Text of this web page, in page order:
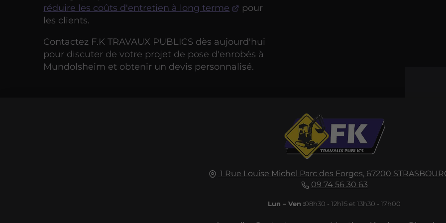
réduire les coûts d'entretien à long terme
pour
les clients.
Contactez F.K TRAVAUX PUBLICS dès aujourd'hui
pour discuter de votre projet de pose d'enrobés à
Mundolsheim et obtenir un devis personnalisé.
1 Rue Louise Michel Parc des Forges, 67200
09 74 56 30 63
Lun – Ven :08h30 - 12h15 et 13h30 - 17h00